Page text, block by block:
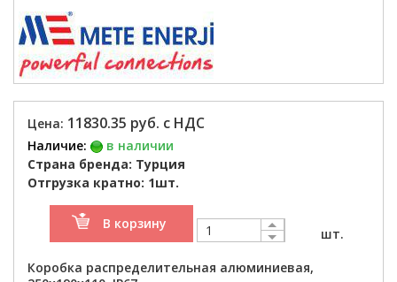
Цена: 11830.35 руб. с НДС
Наличие:
в наличии
Страна бренда: Турция
Отгрузка кратно: 1шт.
В корзину
шт.
Коробка распределительная алюминиевая,